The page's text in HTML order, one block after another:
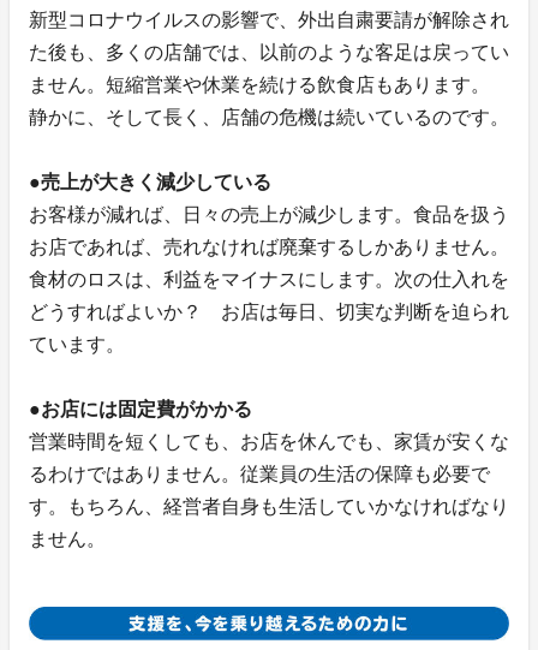
新型コロナウイルスの影響で、外出自粛要請が解除され
た後も、多くの店舗では、以前のような客足は戻ってい
ません。短縮営業や休業を続ける飲食店もあります。
静かに、そして長く、店舗の危機は続いているのです。
●売上が大きく減少している
お客様が減れば、日々の売上が減少します。食品を扱う
お店であれば、売れなければ廃棄するしかありません。
食材のロスは、利益をマイナスにします。次の仕入れを
どうすればよいか？ お店は毎日、切実な判断を迫られ
ています。
●お店には固定費がかかる
営業時間を短くしても、お店を休んでも、家賃が安くな
るわけではありません。従業員の生活の保障も必要で
す。もちろん、経営者自身も生活していかなければなり
ません。